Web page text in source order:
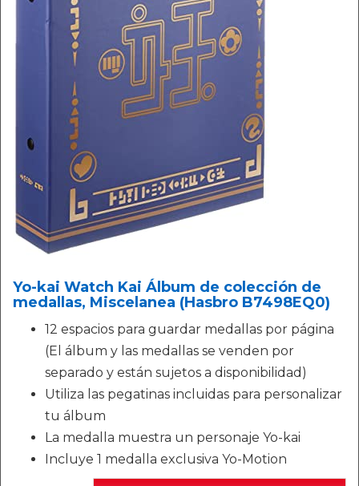
Yo-kai Watch Kai Álbum de colección de
medallas, Miscelanea (Hasbro B7498EQ0)
12 espacios para guardar medallas por página
(El álbum y las medallas se venden por
separado y están sujetos a disponibilidad)
Utiliza las pegatinas incluidas para personalizar
tu álbum
La medalla muestra un personaje Yo-kai
Incluye 1 medalla exclusiva Yo-Motion